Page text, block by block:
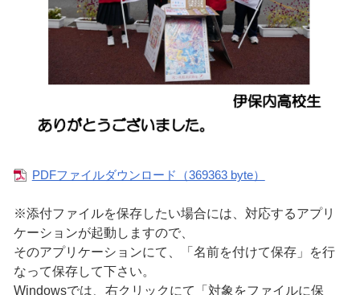
PDFファイルダウンロード（369363 byte）
※添付ファイルを保存したい場合には、対応するアプリ
ケーションが起動しますので、
そのアプリケーションにて、「名前を付けて保存」を行
なって保存して下さい。
Windowsでは、右クリックにて「対象をファイルに保